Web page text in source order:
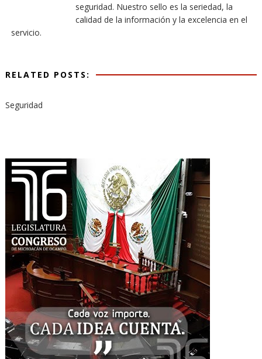
seguridad. Nuestro sello es la seriedad, la
calidad de la información y la excelencia en el
servicio.
RELATED POSTS:
Seguridad